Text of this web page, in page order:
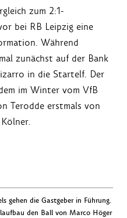
zum 2:1-
bei RB Leipzig eine
Während
zunächst auf der Bank
in die Startelf. Der
im Winter vom VfB
Terodde erstmals von
gehen die Gastgeber in Führung.
den Ball von Marco Höger